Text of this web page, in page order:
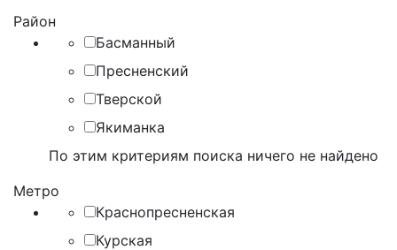
Район
Басманный
Пресненский
Тверской
Якиманка
По этим критериям поиска ничего не найдено
Метро
Краснопресненская
Курская